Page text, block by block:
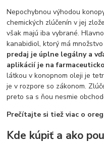
Nepochybnou výhodou
chemických zlúčenín v jej
však majú iba vybrané.
kanabidiol, ktorý má
predaj je úplne legálny a
aplikácií je na
látkou v konopnom oleji je
je v rozpore so zákonom.
preto sa s ňou nesmie
Prečítajte si tiež viac o
Kde kúpiť a ako